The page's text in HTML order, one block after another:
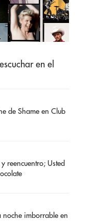
en el
de Shame en Club
reencuentro; Usted
noche imborrable en